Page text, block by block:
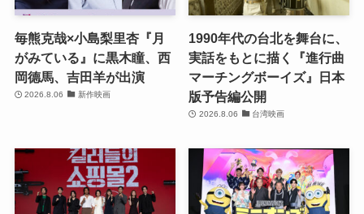
毎熊克哉×小島梨里杏『月
がみている』に黒木瞳、西
岡德馬、吉田羊が出演
2026.8.06 新作映画
1990年代の台北を舞台に、
実話をもとに描く『進行曲
マーチングボーイズ』日本
版予告編公開
2026.8.06 台湾映画